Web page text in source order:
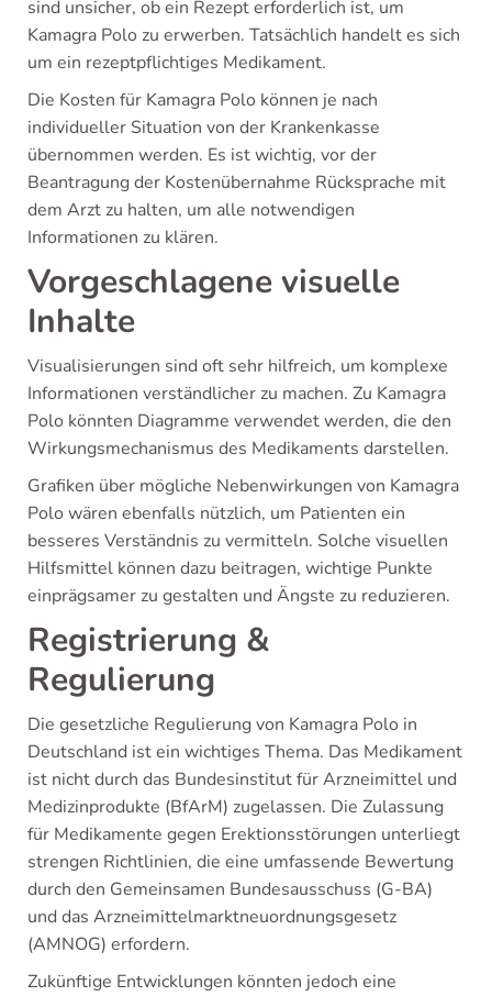
sind unsicher, ob ein Rezept erforderlich ist, um
Kamagra Polo zu erwerben. Tatsächlich handelt es sich
um ein rezeptpflichtiges Medikament.
Die Kosten für Kamagra Polo können je nach
individueller Situation von der Krankenkasse
übernommen werden. Es ist wichtig, vor der
Beantragung der Kostenübernahme Rücksprache mit
dem Arzt zu halten, um alle notwendigen
Informationen zu klären.
Vorgeschlagene visuelle
Inhalte
Visualisierungen sind oft sehr hilfreich, um komplexe
Informationen verständlicher zu machen. Zu Kamagra
Polo könnten Diagramme verwendet werden, die den
Wirkungsmechanismus des Medikaments darstellen.
Grafiken über mögliche Nebenwirkungen von Kamagra
Polo wären ebenfalls nützlich, um Patienten ein
besseres Verständnis zu vermitteln. Solche visuellen
Hilfsmittel können dazu beitragen, wichtige Punkte
einprägsamer zu gestalten und Ängste zu reduzieren.
Registrierung &
Regulierung
Die gesetzliche Regulierung von Kamagra Polo in
Deutschland ist ein wichtiges Thema. Das Medikament
ist nicht durch das Bundesinstitut für Arzneimittel und
Medizinprodukte (BfArM) zugelassen. Die Zulassung
für Medikamente gegen Erektionsstörungen unterliegt
strengen Richtlinien, die eine umfassende Bewertung
durch den Gemeinsamen Bundesausschuss (G-BA)
und das Arzneimittelmarktneuordnungsgesetz
(AMNOG) erfordern.
Zukünftige Entwicklungen könnten jedoch eine